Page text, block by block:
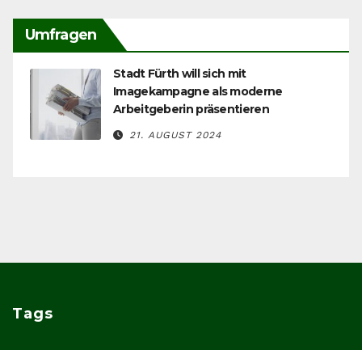
Umfragen
Stadt Fürth will sich mit
Imagekampagne als moderne
Arbeitgeberin präsentieren
21. AUGUST 2024
Tags